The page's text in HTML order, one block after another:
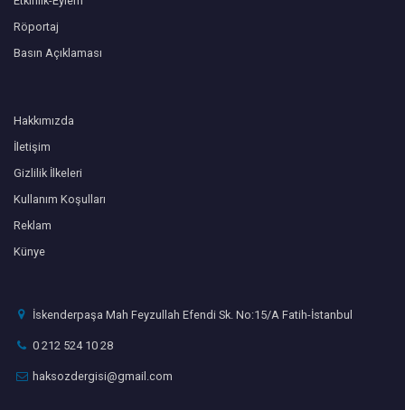
Röportaj
Basın Açıklaması
Hakkımızda
İletişim
Gizlilik İlkeleri
Kullanım Koşulları
Reklam
Künye
İskenderpaşa Mah Feyzullah Efendi Sk. No:15/A Fatih-İstanbul
0 212 524 10 28
haksozdergisi@gmail.com